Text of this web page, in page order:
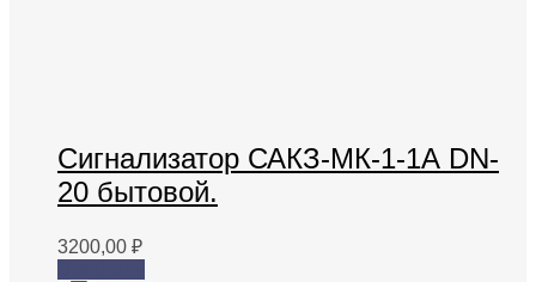
Сигнализатор САКЗ-МК-1-1А DN-
20 бытовой.
3200,00 ₽